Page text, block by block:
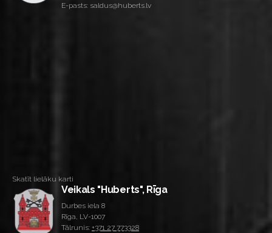
E-pasts: saldus@huberts.lv
Skatīt lielāku karti
Veikals "Huberts", Rīga
Durbes iela 8
Rīga, LV-1007
Tālrunis: +371 27 773328